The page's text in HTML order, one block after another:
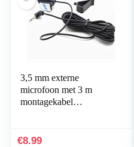
3,5 mm externe
microfoon met 3 m
montagekabel
Bluetooth
€8.99